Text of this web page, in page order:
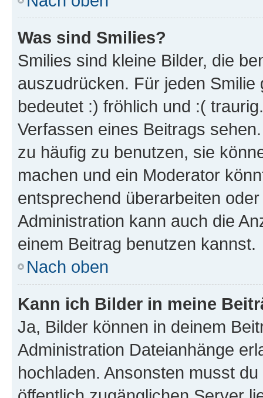
Was sind Smilies?
Smilies sind kleine Bilder, die
auszudrücken. Für jeden
bedeutet :) fröhlich und :(
Verfassen eines Beitrags
zu häufig zu benutzen, sie
machen und ein Moderator
entsprechend überarbeiten
Administration kann auch die
einem Beitrag benutzen kannst.
Nach oben
Kann ich Bilder in meine
Ja, Bilder können in deinem
Administration Dateianhänge
hochladen. Ansonsten musst